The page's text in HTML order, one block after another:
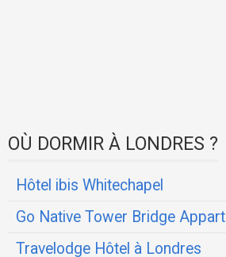
OÙ DORMIR À LONDRES ?
Hôtel ibis Whitechapel
Go Native Tower Bridge Appart
Travelodge Hôtel à Londres